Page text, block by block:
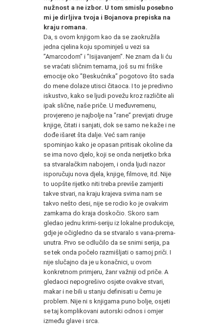
nužnost a ne izbor. U tom smislu posebno
mi je dirljiva tvoja i Bojanova prepiska na
kraju romana.
Da, s ovom knjigom kao da se zaokružila
jedna cjelina koju spominješ u vezi sa
”Amarcodom” i ”Isijavanjem”. Ne znam da li ću
se vraćati sličnim temama, još su mi friške
emocije oko ”Beskućnika” pogotovo što sada
do mene dolaze utisci čitaoca. I to je predivno
iskustvo, kako se ljudi povežu kroz različite ali
ipak slične, naše priče. U međuvremenu,
provjereno je najbolje na ”rane” previjati druge
knjige, čitati i sanjati, dok se samo ne kaže i ne
dođe išaret šta dalje. Već sam ranije
spominjao kako je opasan pritisak okoline da
se ima novo djelo, koji se onda nerijetko brka
sa stvaralačkim nabojem, i onda ljudi nazor
isporučuju nova djela, knjige, filmove, itd. Nije
to uopšte rijetko niti treba previše zamjeriti
takve stvari, na kraju krajeva svima nam se
takvo nešto desi, nije se rodio ko je ovakvim
zamkama do kraja doskočio. Skoro sam
gledao jednu krimi-seriju iz lokalne produkcije,
gdje je očigledno da se stvaralo s vana-prema-
unutra. Prvo se odlučilo da se snimi serija, pa
se tek onda počelo razmišljati o samoj priči. I
nije slučajno da je u konačnici, u ovom
konkretnom primjeru, žanr važniji od priče. A
gledaoci nepogrešivo osjete ovakve stvari,
makar i ne bili u stanju definisati u čemu je
problem. Nije ni s knjigama puno bolje, osjeti
se taj komplikovani autorski odnos i omjer
između glave i srca.